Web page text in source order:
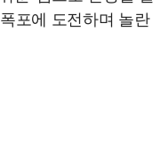
포에 도전하며 놀란